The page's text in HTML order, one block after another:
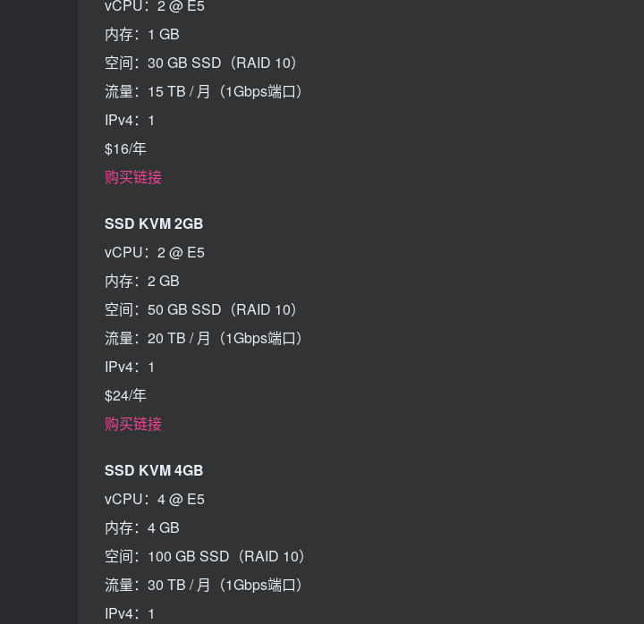
vCPU：2 @ E5
内存：1 GB
空间：30 GB SSD（RAID 10）
流量：15 TB / 月（1Gbps端口）
IPv4：1
$16/年
购买链接
SSD KVM 2GB
vCPU：2 @ E5
内存：2 GB
空间：50 GB SSD（RAID 10）
流量：20 TB / 月（1Gbps端口）
IPv4：1
$24/年
购买链接
SSD KVM 4GB
vCPU：4 @ E5
内存：4 GB
空间：100 GB SSD（RAID 10）
流量：30 TB / 月（1Gbps端口）
IPv4：1